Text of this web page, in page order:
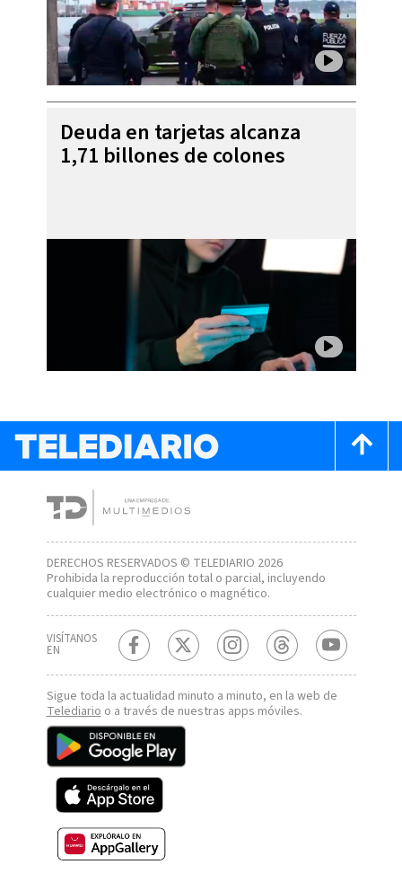
Deuda en tarjetas alcanza
1,71 billones de colones
DERECHOS RESERVADOS © TELEDIARIO 2026
Prohibida la reproducción total o parcial, incluyendo
cualquier medio electrónico o magnético.
VISÍTANOS
EN
Sigue toda la actualidad minuto a minuto, en la web de
Telediario o a través de nuestras apps móviles.